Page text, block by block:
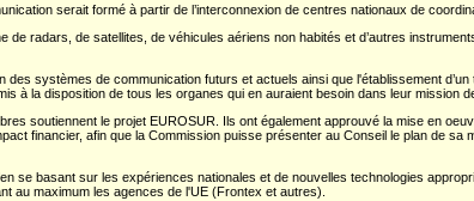
serait formé à partir de l’interconnexion de centres nationaux de
de radars, de satellites, de véhicules aériens non habités et d’autres
des systèmes de communication futurs et actuels ainsi que l'établissement
à la disposition de tous les organes qui en auraient besoin dans leur mission
soutiennent le projet EUROSUR. Ils ont également approuvé la mise en
financier, afin que la Commission puisse présenter au Conseil le plan de
se basant sur les expériences nationales et de nouvelles technologies
au maximum les agences de l'UE (Frontex et autres).